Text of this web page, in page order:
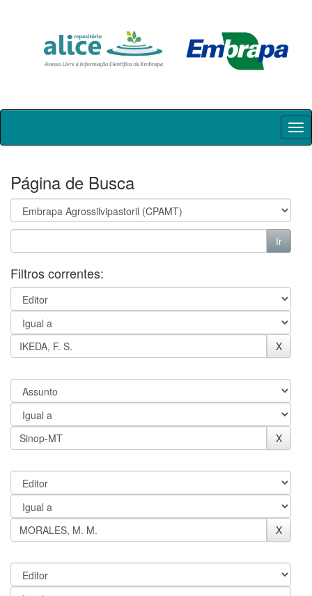
Skip
Página de Busca
Filtros correntes: